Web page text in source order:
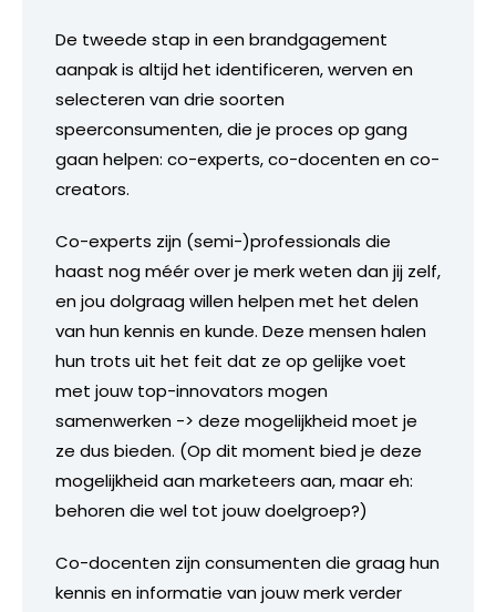
De tweede stap in een brandgagement
aanpak is altijd het identificeren, werven en
selecteren van drie soorten
speerconsumenten, die je proces op gang
gaan helpen: co-experts, co-docenten en co-
creators.
Co-experts zijn (semi-)professionals die
haast nog méér over je merk weten dan jij zelf,
en jou dolgraag willen helpen met het delen
van hun kennis en kunde. Deze mensen halen
hun trots uit het feit dat ze op gelijke voet
met jouw top-innovators mogen
samenwerken -> deze mogelijkheid moet je
ze dus bieden. (Op dit moment bied je deze
mogelijkheid aan marketeers aan, maar eh:
behoren die wel tot jouw doelgroep?)
Co-docenten zijn consumenten die graag hun
kennis en informatie van jouw merk verder